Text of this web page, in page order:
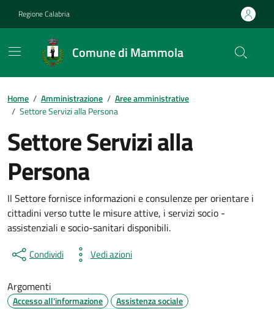
Regione Calabria
Comune di Mammola
Home / Amministrazione / Aree amministrative
/ Settore Servizi alla Persona
Settore Servizi alla
Persona
Il Settore fornisce informazioni e consulenze per orientare i
cittadini verso tutte le misure attive, i servizi socio -
assistenziali e socio-sanitari disponibili.
Condividi Vedi azioni
Argomenti
Accesso all'informazione
Assistenza sociale